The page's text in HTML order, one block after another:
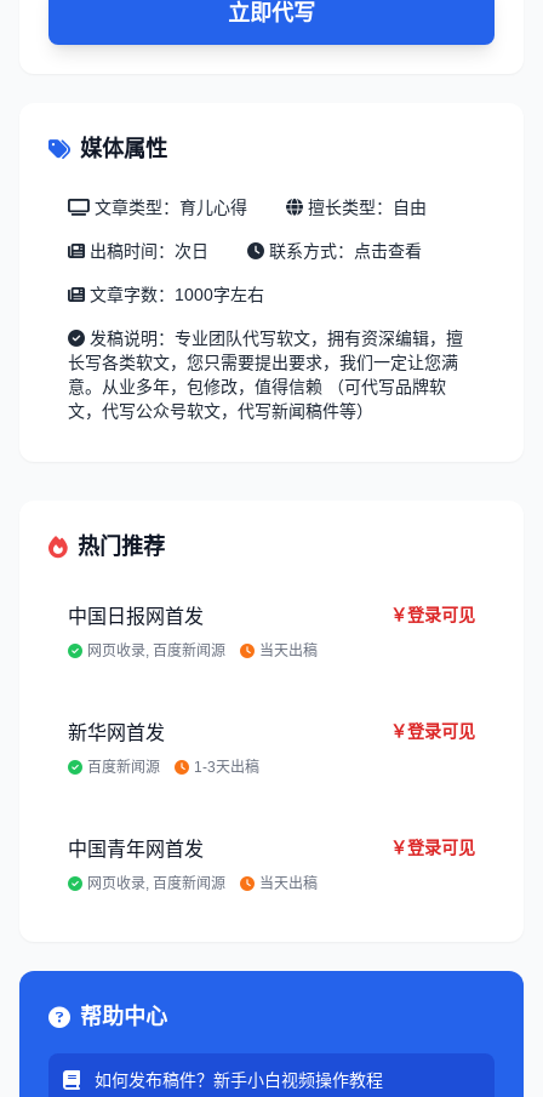
立即代写
媒体属性
文章类型：育儿心得 擅长类型：自由
出稿时间：次日 联系方式： 点击查看
文章字数：1000字左右
发稿说明：专业团队代写软文，拥有资深编辑，擅
长写各类软文，您只需要提出要求，我们一定让您满
意。从业多年，包修改，值得信赖 （可代写品牌软
文，代写公众号软文，代写新闻稿件等）
热门推荐
中国日报网首发 ￥登录可见
网页收录, 百度新闻源 当天出稿
新华网首发 ￥登录可见
百度新闻源 1-3天出稿
中国青年网首发 ￥登录可见
网页收录, 百度新闻源 当天出稿
帮助中心
如何发布稿件？新手小白视频操作教程